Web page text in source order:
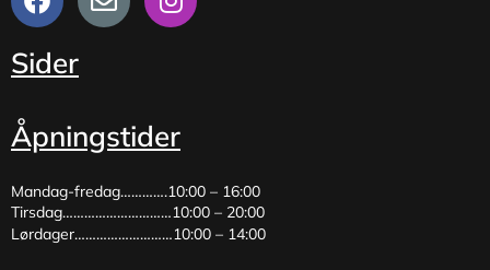
Sider
Åpningstider
Mandag-fredag………….10:00 – 16:00
Tirsdag…………………………10:00 – 20:00
Lørdager………………………10:00 – 14:00